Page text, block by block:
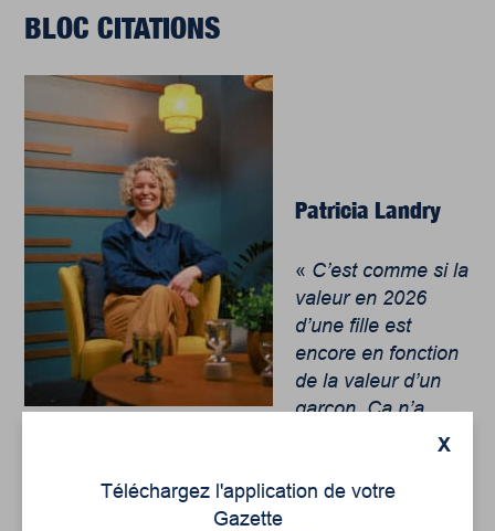
BLOC CITATIONS
Patricia Landry
« C’est comme si la
valeur en 2026
d’une fille est
encore en fonction
de la valeur d’un
garçon. Ça n’a
X
Téléchargez l'application de votre
Gazette